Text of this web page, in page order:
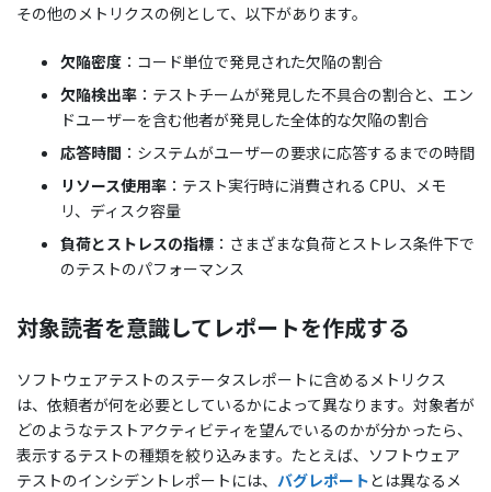
その他のメトリクスの例として、以下があります。
欠陥密度 ：コード単位で発見された欠陥の割合
欠陥検出率 ：テストチームが発見した不具合の割合と、エン
ドユーザーを含む他者が発見した全体的な欠陥の割合
応答時間 ：システムがユーザーの要求に応答するまでの時間
リソース使用率 ：テスト実行時に消費される CPU、メモ
リ、ディスク容量
負荷とストレスの指標 ：さまざまな負荷とストレス条件下で
のテストのパフォーマンス
対象読者を意識してレポートを作成する
ソフトウェアテストのステータスレポートに含めるメトリクス
は、依頼者が何を必要としているかによって異なります。対象者が
どのようなテストアクティビティを望んでいるのかが分かったら、
表示するテストの種類を絞り込みます。たとえば、ソフトウェア
テストのインシデントレポートには、 バグレポートとは異なるメ